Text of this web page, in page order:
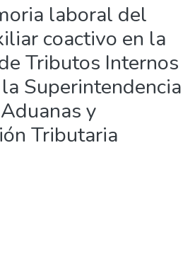
laboral del
coactivo en la
Tributos Internos
Superintendencia
y
Tributaria